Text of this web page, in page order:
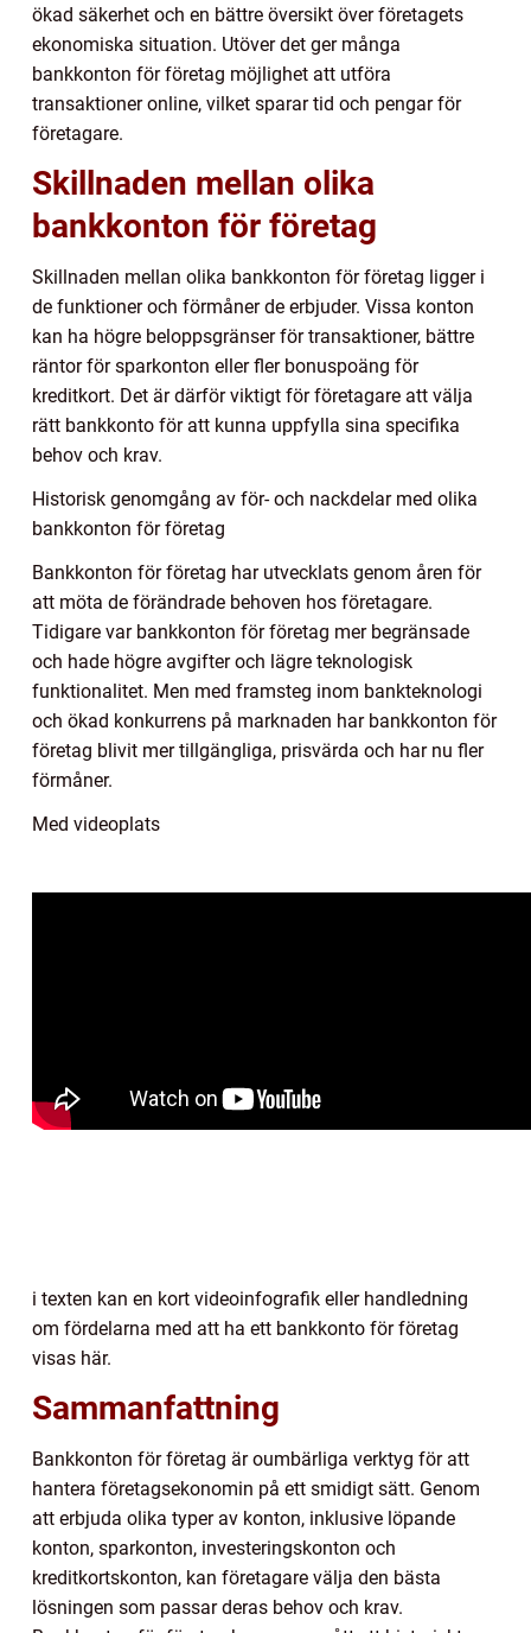
ökad säkerhet och en bättre översikt över företagets
ekonomiska situation. Utöver det ger många
bankkonton för företag möjlighet att utföra
transaktioner online, vilket sparar tid och pengar för
företagare.
Skillnaden mellan olika
bankkonton för företag
Skillnaden mellan olika bankkonton för företag ligger i
de funktioner och förmåner de erbjuder. Vissa konton
kan ha högre beloppsgränser för transaktioner, bättre
räntor för sparkonton eller fler bonuspoäng för
kreditkort. Det är därför viktigt för företagare att välja
rätt bankkonto för att kunna uppfylla sina specifika
behov och krav.
Historisk genomgång av för- och nackdelar med olika
bankkonton för företag
Bankkonton för företag har utvecklats genom åren för
att möta de förändrade behoven hos företagare.
Tidigare var bankkonton för företag mer begränsade
och hade högre avgifter och lägre teknologisk
funktionalitet. Men med framsteg inom bankteknologi
och ökad konkurrens på marknaden har bankkonton för
företag blivit mer tillgängliga, prisvärda och har nu fler
förmåner.
Med videoplats
i texten kan en kort videoinfografik eller handledning
om fördelarna med att ha ett bankkonto för företag
visas här.
Sammanfattning
Bankkonton för företag är oumbärliga verktyg för att
hantera företagsekonomin på ett smidigt sätt. Genom
att erbjuda olika typer av konton, inklusive löpande
konton, sparkonton, investeringskonton och
kreditkortskonton, kan företagare välja den bästa
lösningen som passar deras behov och krav.